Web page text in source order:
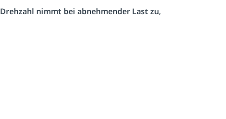
Drehzahl nimmt bei abnehmender Last zu,